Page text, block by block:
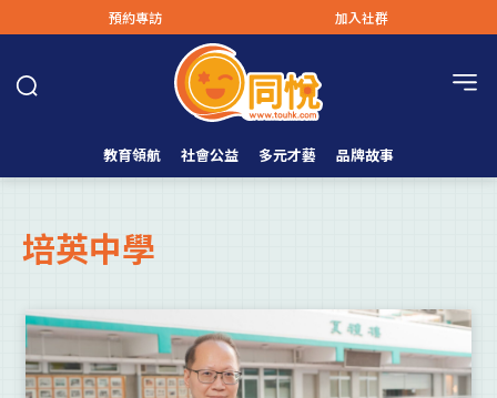
預約專訪 加入社群
教育領航 社會公益 多元才藝 品牌故事
培英中學